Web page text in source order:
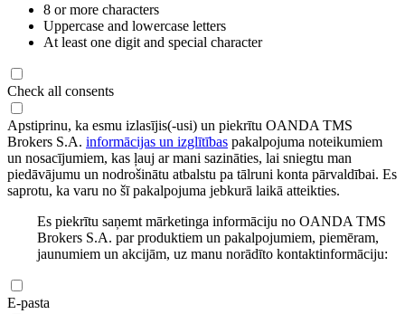
8 or more characters
Uppercase and lowercase letters
At least one digit and special character
Check all consents
Apstiprinu, ka esmu izlasījis(-usi) un piekrītu OANDA TMS
Brokers S.A. informācijas un izglītības pakalpojuma noteikumiem
un nosacījumiem, kas ļauj ar mani sazināties, lai sniegtu man
piedāvājumu un nodrošinātu atbalstu pa tālruni konta pārvaldībai. Es
saprotu, ka varu no šī pakalpojuma jebkurā laikā atteikties.
Es piekrītu saņemt mārketinga informāciju no OANDA TMS
Brokers S.A. par produktiem un pakalpojumiem, piemēram,
jaunumiem un akcijām, uz manu norādīto kontaktinformāciju:
E-pasta